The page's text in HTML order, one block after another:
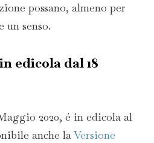
possano, almeno per
un senso.
edicola dal 18
2020, é in edicola al
anche laVersione